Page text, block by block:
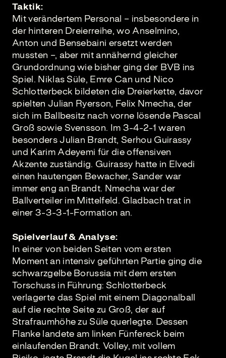
Taktik:
Mit verändertem Personal – insbesondere in
der hinteren Dreierreihe, wo Anselmino,
Anton und Bensebaini ersetzt werden
mussten –, aber mit annähernd gleicher
Grundordnung wie bisher ging der BVB ins
Spiel. Niklas Süle, Emre Can und Nico
Schlotterbeck bildeten die Dreierkette, davor
spielten Julian Ryerson, Felix Nmecha, der
sich im Ballbesitz nach vorne lösende Pascal
Groß sowie Svensson. Im 3-4-2-1 waren
besonders Julian Brandt, Serhou Guirassy
und Karim Adeyemi für die offensiven
Akzente zuständig. Guirassy hatte in Elvedi
einen hautengen Bewacher, Sander war
immer eng an Brandt. Nmecha war der
Ballverteiler im Mittelfeld. Gladbach trat in
einer 3-3-3-1-Formation an.
Spielverlauf & Analyse:
In einer von beiden Seiten vom ersten
Moment an intensiv geführten Partie ging die
schwarzgelbe Borussia mit dem ersten
Torschuss in Führung: Schlotterbeck
verlagerte das Spiel mit einem Diagonalball
auf die rechte Seite zu Groß, der auf
Strafraumhöhe zu Süle querlegte. Dessen
Flanke landete am linken Fünfereck beim
einlaufenden Brandt. Volley, mit vollem